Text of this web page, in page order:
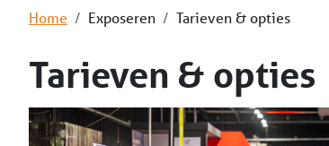
Home Exposeren Tarieven & opties
Tarieven & opties